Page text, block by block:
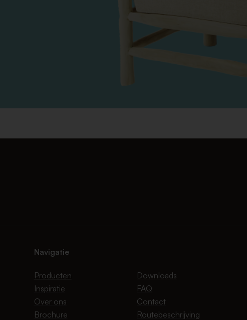
Navigatie
Producten
Inspiratie
Over ons
Brochure
Downloads
FAQ
Contact
Routebeschrijving